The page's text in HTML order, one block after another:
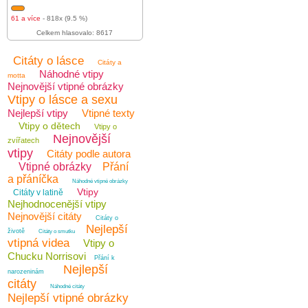
61 a více - 818x (9.5 %)
Celkem hlasovalo: 8617
Citáty o lásce
Citáty a
motta
Náhodné vtipy
Nejnovější vtipné obrázky
Vtipy o lásce a sexu
Nejlepší vtipy Vtipné texty
Vtipy o dětech
Vtipy o
zvířatech
Nejnovější
vtipy
Citáty podle autora
Vtipné obrázky
Přání
a přáníčka
Náhodné vtipné obrázky
Citáty v latině Vtipy
Nejhodnocenější vtipy
Nejnovější citáty
Citáty o
životě
Citáty o smutku
Nejlepší
vtipná videa
Vtipy o
Chucku Norrisovi
Přání k
narozeninám
Nejlepší
citáty
Náhodné citáty
Nejlepší vtipné obrázky